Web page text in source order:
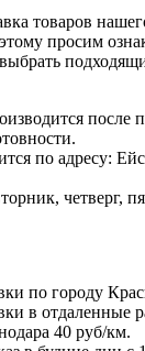
товаров
просим
после
по адресу:
четверг,
по городу
в отдаленные
40 руб/км.